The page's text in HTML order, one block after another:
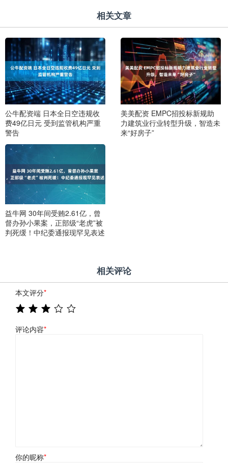
相关文章
公牛配资端 日本全日空违规收
费49亿日元 受到监管机构严重
警告
美美配资 EMPC招投标新规助
力建筑业行业转型升级，智造未
来“好房子”
益牛网 30年间受贿2.61亿，曾
督办孙小果案，正部级“老虎”被
判死缓！中纪委通报现罕见表述
相关评论
本文评分*
评论内容*
你的昵称*